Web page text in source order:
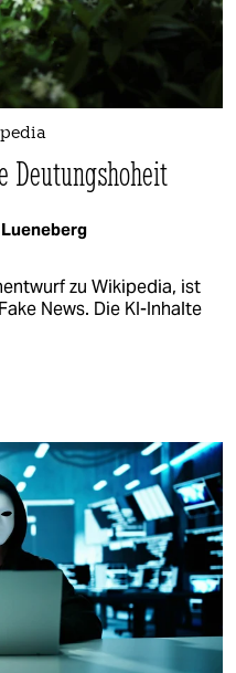
Deutungshoheit
zu Wikipedia, ist
News. Die KI-Inhalte